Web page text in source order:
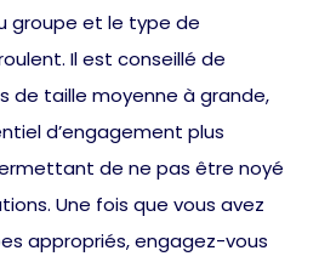
groupe et le type de
Il est conseillé de
de taille moyenne à grande,
d’engagement plus
de ne pas être noyé
Une fois que vous avez
appropriés, engagez-vous